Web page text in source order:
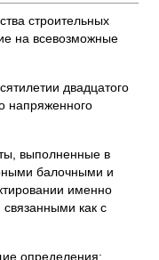
строительных
на всевозможные
двадцатого
напряженного
выполненные в
балочными и
именно
как с
определения: